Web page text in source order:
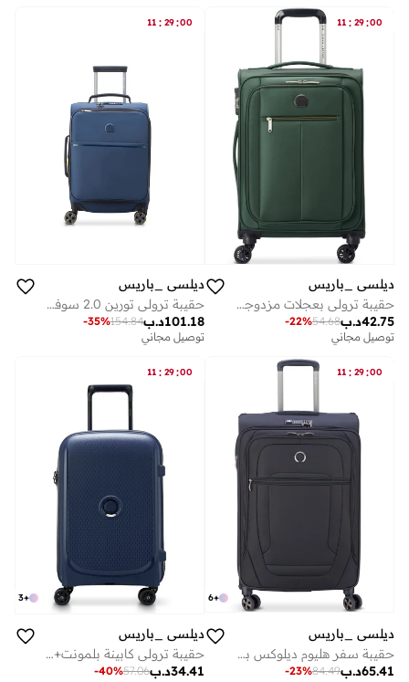
على وشك النفاد
11 : 29:00
ديلسي _باريس
حقيبة ترولي بعجلات مزدوجة مقاس سم، ناعمة، لون أخضر
د.ب42.75
54.68
-22%
توصيل مجاني
11 : 29:00
ديلسي _باريس
حقيبة ترولي تورين 2.0 سوفت كيس غير قابلة للتوسيع
د.ب101.18
154.84
-35%
توصيل مجاني
11 : 29:00
+
6
ديلسي _باريس
حقيبة سفر هليوم ديلوكس بعجلات مزدوجة قابلة للتوسيع سم - أسود
د.ب65.41
84.49
-23%
11 : 29:00
+
3
ديلسي _باريس
حقيبة ترولي كابينة بلمونت+ 55 سم صلبة بعجلات مزدوجة غير قابلة للتوسيع أزرق
د.ب34.41
57.06
-40%